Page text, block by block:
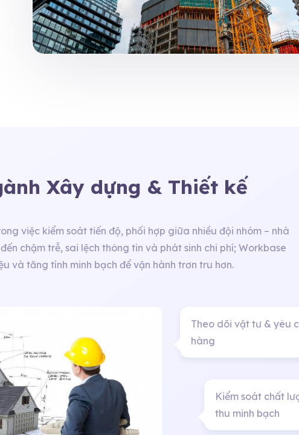
Xây dựng & Thiết kế
việc kiểm soát tiến độ, phối hợp giữa nhiều đội nhóm – nhà
chậm trễ, sai lệch thông tin và phát sinh chi phí; Workbase
và tăng tính minh bạch để vận hành trơn tru hơn.
Theo dõi vật tư & yêu
hàng
Kiểm soát chất
thu minh bạch